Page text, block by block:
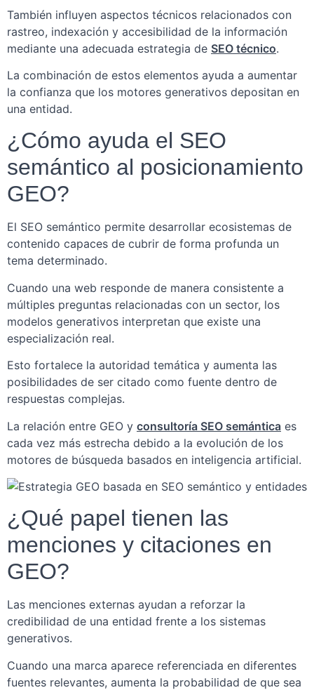
También influyen aspectos técnicos relacionados con
rastreo, indexación y accesibilidad de la información
mediante una adecuada estrategia de SEO técnico.
La combinación de estos elementos ayuda a aumentar
la confianza que los motores generativos depositan en
una entidad.
¿Cómo ayuda el SEO
semántico al posicionamiento
GEO?
El SEO semántico permite desarrollar ecosistemas de
contenido capaces de cubrir de forma profunda un
tema determinado.
Cuando una web responde de manera consistente a
múltiples preguntas relacionadas con un sector, los
modelos generativos interpretan que existe una
especialización real.
Esto fortalece la autoridad temática y aumenta las
posibilidades de ser citado como fuente dentro de
respuestas complejas.
La relación entre GEO y consultoría SEO semántica es
cada vez más estrecha debido a la evolución de los
motores de búsqueda basados en inteligencia artificial.
¿Qué papel tienen las
menciones y citaciones en
GEO?
Las menciones externas ayudan a reforzar la
credibilidad de una entidad frente a los sistemas
generativos.
Cuando una marca aparece referenciada en diferentes
fuentes relevantes, aumenta la probabilidad de que sea